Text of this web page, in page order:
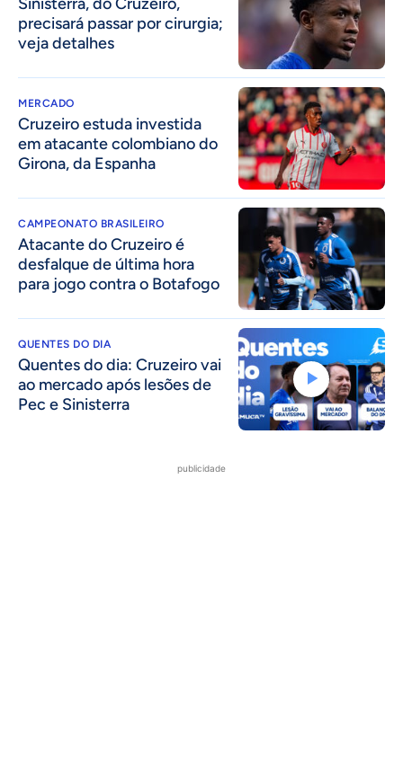
precisará passar por cirurgia;
veja detalhes
MERCADO
Cruzeiro estuda investida
em atacante colombiano do
Girona, da Espanha
CAMPEONATO BRASILEIRO
Atacante do Cruzeiro é
desfalque de última hora
para jogo contra o Botafogo
QUENTES DO DIA
Quentes do dia: Cruzeiro vai
ao mercado após lesões de
Pec e Sinisterra
publicidade